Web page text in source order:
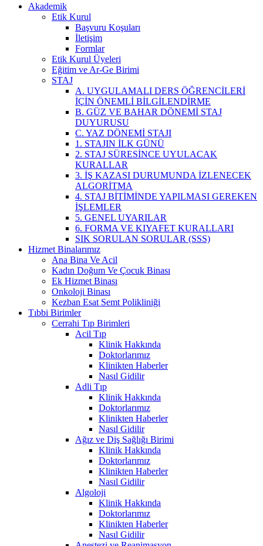
Akademik
Etik Kurul
Başvuru Koşuları
İletişim
Formlar
Etik Kurul Üyeleri
Eğitim ve Ar-Ge Birimi
STAJ
A. UYGULAMALI DERS ÖĞRENCİLERİ
İÇİN ÖNEMLİ BİLGİLENDİRME
B. GÜZ VE BAHAR DÖNEMİ STAJ
DUYURUSU
C. YAZ DÖNEMİ STAJI
1. STAJIN İLK GÜNÜ
2. STAJ SÜRESİNCE UYULACAK
KURALLAR
3. İŞ KAZASI DURUMUNDA İZLENECEK
ALGORİTMA
4. STAJ BİTİMİNDE YAPILMASI GEREKEN
İŞLEMLER
5. GENEL UYARILAR
6. FORMA VE KIYAFET KURALLARI
SIK SORULAN SORULAR (SSS)
Hizmet Binalarımız
Ana Bina Ve Acil
Kadın Doğum Ve Çocuk Binası
Ek Hizmet Binası
Onkoloji Binası
Kezban Esat Semt Polikliniği
Tıbbi Birimler
Cerrahi Tıp Birimleri
Acil Tıp
Klinik Hakkında
Doktorlarımız
Klinikten Haberler
Nasıl Gidilir
Adli Tıp
Klinik Hakkında
Doktorlarımız
Klinikten Haberler
Nasıl Gidilir
Ağız ve Diş Sağlığı Birimi
Klinik Hakkında
Doktorlarımız
Klinikten Haberler
Nasıl Gidilir
Algoloji
Klinik Hakkında
Doktorlarımız
Klinikten Haberler
Nasıl Gidilir